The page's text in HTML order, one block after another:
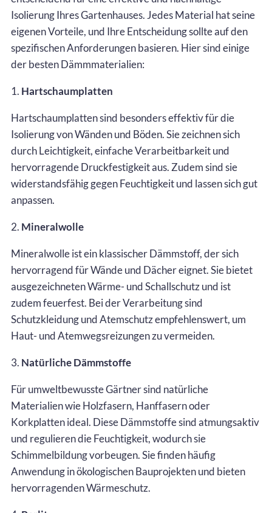
Isolierung Ihres Gartenhauses. Jedes Material hat seine
eigenen Vorteile, und Ihre Entscheidung sollte auf den
spezifischen Anforderungen basieren. Hier sind einige
der besten Dämmmaterialien:
1. Hartschaumplatten
Hartschaumplatten sind besonders effektiv für die
Isolierung von Wänden und Böden. Sie zeichnen sich
durch Leichtigkeit, einfache Verarbeitbarkeit und
hervorragende Druckfestigkeit aus. Zudem sind sie
widerstandsfähig gegen Feuchtigkeit und lassen sich gut
anpassen.
2. Mineralwolle
Mineralwolle ist ein klassischer Dämmstoff, der sich
hervorragend für Wände und Dächer eignet. Sie bietet
ausgezeichneten Wärme- und Schallschutz und ist
zudem feuerfest. Bei der Verarbeitung sind
Schutzkleidung und Atemschutz empfehlenswert, um
Haut- und Atemwegsreizungen zu vermeiden.
3. Natürliche Dämmstoffe
Für umweltbewusste Gärtner sind natürliche
Materialien wie Holzfasern, Hanffasern oder
Korkplatten ideal. Diese Dämmstoffe sind atmungsaktiv
und regulieren die Feuchtigkeit, wodurch sie
Schimmelbildung vorbeugen. Sie finden häufig
Anwendung in ökologischen Bauprojekten und bieten
hervorragenden Wärmeschutz.